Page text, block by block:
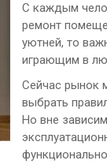
С каждым
ремонт
уютней, то
играющим в
Сейчас рынок
выбрать
Но вне